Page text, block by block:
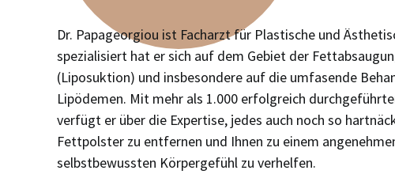
Dr. Papageorgiou ist Facharzt für Plastische und
spezialisiert hat er sich auf dem Gebiet der
(Liposuktion) und insbesondere auf die umfasende
Lipödemen. Mit mehr als 1.000 erfolgreich
verfügt er über die Expertise, jedes auch noch so
Fettpolster zu entfernen und Ihnen zu einem
selbstbewussten Körpergefühl zu verhelfen.